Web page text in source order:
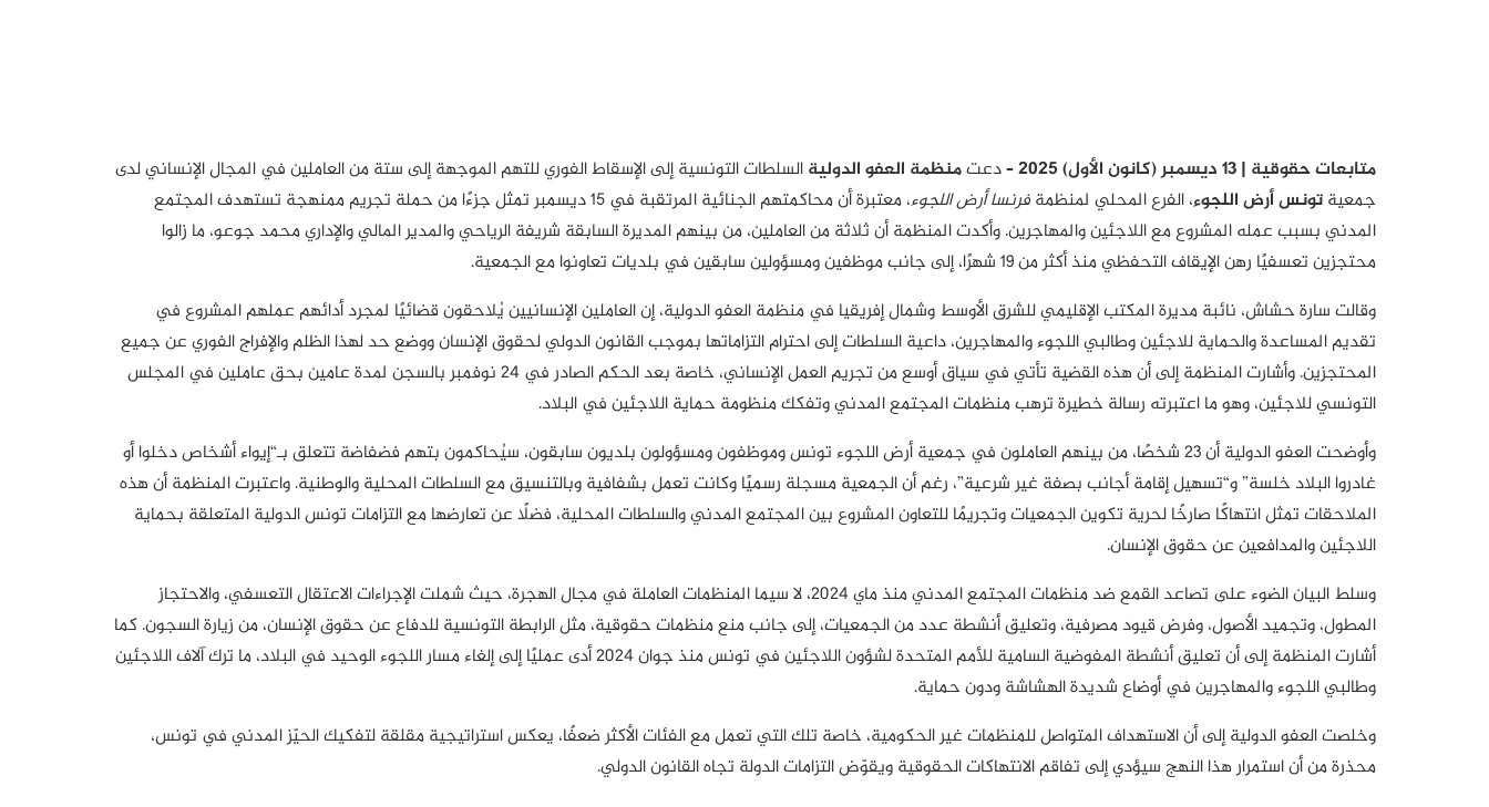
متابعات حقوقية | 13 ديسمبر (كانون الأول) 2025 – دعتمنظمة العفو الدوليةالسلطات التونسية إلى الإسقاط الفوري للتهم الموجهة إلى ستة من العاملين في المجال الإنساني لدى
جمعيةتونسأرض اللجوء، الفرع المحلي لمنظمةفرنسا أرض اللجوء
، معتبرة أن محاكمتهم الجنائية المرتقبة في 15 ديسمبر تمثل جزءًا من حملة تجريم ممنهجة تستهدف المجتمع
المدني بسبب عمله المشروع مع اللاجئين والمهاجرين. وأكدت المنظمة أن ثلاثة من العاملين، من بينهم المديرة السابقة شريفة الرياحي والمدير المالي والإداري محمد جوعو، ما زالوا
محتجزين تعسفيًا رهن الإيقاف التحفظي منذ أكثر من 19 شهرًا، إلى جانب موظفين ومسؤولين سابقين في بلديات تعاونوا مع الجمعية.
وقالت سارة حشاش، نائبة مديرة المكتب الإقليمي للشرق الأوسط وشمال إفريقيا في منظمة العفو الدولية، إن العاملين الإنسانيين يُلاحقون قضائيًا لمجرد أدائهم عملهم المشروع في
تقديم المساعدة والحماية للاجئين وطالبي اللجوء والمهاجرين، داعية السلطات إلى احترام التزاماتها بموجب القانون الدولي لحقوق الإنسان ووضع حد لهذا الظلم والإفراج الفوري عن جميع
المحتجزين. وأشارت المنظمة إلى أن هذه القضية تأتي في سياق أوسع من تجريم العمل الإنساني، خاصة بعد الحكم الصادر في 24 نوفمبر بالسجن لمدة عامين بحق عاملين في المجلس
التونسي للاجئين، وهو ما اعتبرته رسالة خطيرة ترهب منظمات المجتمع المدني وتفكك منظومة حماية اللاجئين في البلاد.
وأوضحت العفو الدولية أن 23 شخصًا، من بينهم العاملون في جمعية أرض اللجوء تونس وموظفون ومسؤولون بلديون سابقون، سيُحاكمون بتهم فضفاضة تتعلق بـ“إيواء أشخاص دخلوا أو
غادروا البلاد خلسة” و“تسهيل إقامة أجانب بصفة غير شرعية”، رغم أن الجمعية مسجلة رسميًا وكانت تعمل بشفافية وبالتنسيق مع السلطات المحلية والوطنية. واعتبرت المنظمة أن هذه
الملاحقات تمثل انتهاكًا صارخًا لحرية تكوين الجمعيات وتجريمًا للتعاون المشروع بين المجتمع المدني والسلطات المحلية، فضلًا عن تعارضها مع التزامات تونس الدولية المتعلقة بحماية
اللاجئين والمدافعين عن حقوق الإنسان.
وسلط البيان الضوء على تصاعد القمع ضد منظمات المجتمع المدني منذ ماي 2024، لا سيما المنظمات العاملة في مجال الهجرة، حيث شملت الإجراءات الاعتقال التعسفي، والاحتجاز
المطول، وتجميد الأصول، وفرض قيود مصرفية، وتعليق أنشطة عدد من الجمعيات، إلى جانب منع منظمات حقوقية، مثل الرابطة التونسية للدفاع عن حقوق الإنسان، من زيارة السجون. كما
أشارت المنظمة إلى أن تعليق أنشطة المفوضية السامية للأمم المتحدة لشؤون اللاجئين في تونس منذ جوان 2024 أدى عمليًا إلى إلغاء مسار اللجوء الوحيد في البلاد، ما ترك آلاف اللاجئين
وطالبي اللجوء والمهاجرين في أوضاع شديدة الهشاشة ودون حماية.
وخلصت العفو الدولية إلى أن الاستهداف المتواصل للمنظمات غير الحكومية، خاصة تلك التي تعمل مع الفئات الأكثر ضعفًا، يعكس استراتيجية مقلقة لتفكيك الحيّز المدني في تونس،
محذرة من أن استمرار هذا النهج سيؤدي إلى تفاقم الانتهاكات الحقوقية ويقوّض التزامات الدولة تجاه القانون الدولي.